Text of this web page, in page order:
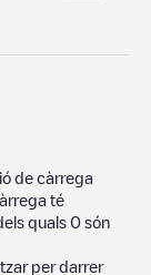
de càrrega
té
quals 0 són
per darrer